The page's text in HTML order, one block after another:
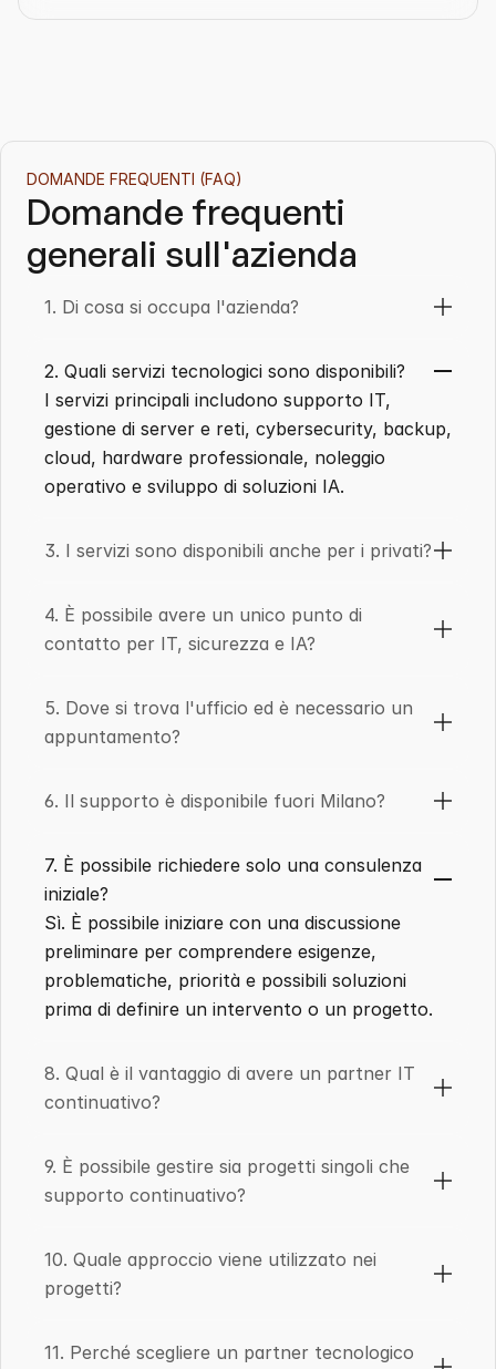
DOMANDE FREQUENTI (FAQ)
Domande frequenti
generali sull'azienda
1. Di cosa si occupa l'azienda?
2. Quali servizi tecnologici sono disponibili?
I servizi principali includono supporto IT,
gestione di server e reti, cybersecurity, backup,
cloud, hardware professionale, noleggio
operativo e sviluppo di soluzioni IA.
3. I servizi sono disponibili anche per i privati?
4. È possibile avere un unico punto di
contatto per IT, sicurezza e IA?
5. Dove si trova l'ufficio ed è necessario un
appuntamento?
6. Il supporto è disponibile fuori Milano?
7. È possibile richiedere solo una consulenza
iniziale?
Sì. È possibile iniziare con una discussione
preliminare per comprendere esigenze,
problematiche, priorità e possibili soluzioni
prima di definire un intervento o un progetto.
8. Qual è il vantaggio di avere un partner IT
continuativo?
9. È possibile gestire sia progetti singoli che
supporto continuativo?
10. Quale approccio viene utilizzato nei
progetti?
11. Perché scegliere un partner tecnologico